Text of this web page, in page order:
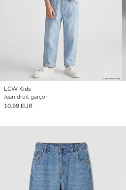
LCW Kids
Jean droit garçon
10.99 EUR